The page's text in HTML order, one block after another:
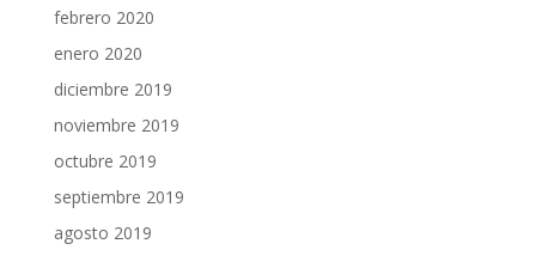
febrero 2020
enero 2020
diciembre 2019
noviembre 2019
octubre 2019
septiembre 2019
agosto 2019